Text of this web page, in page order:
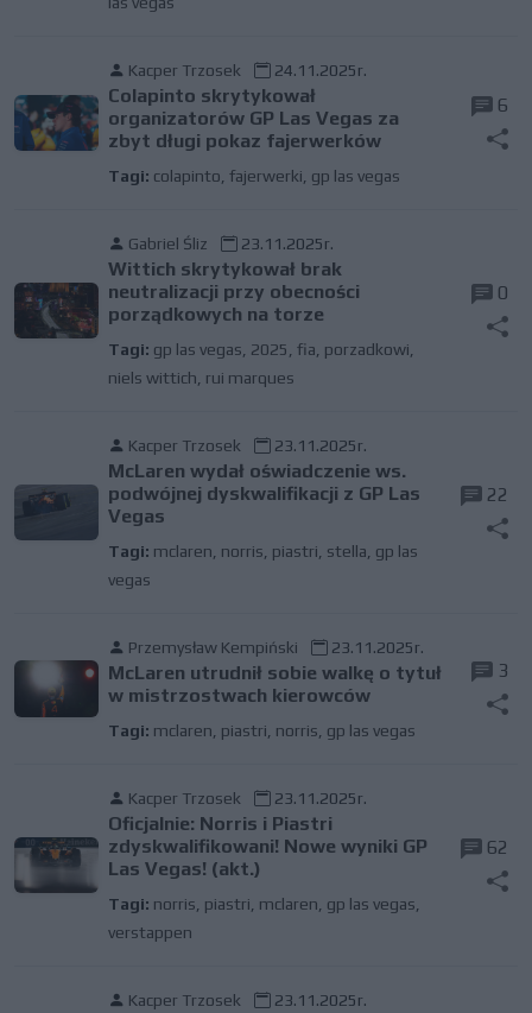
Kacper Trzosek 24.11.2025r.
Colapinto skrytykował
organizatorów GP Las Vegas za
zbyt długi pokaz fajerwerków
Tagi: colapinto fajerwerki gp las vegas
6
Gabriel Śliz 23.11.2025r.
Wittich skrytykował brak
neutralizacji przy obecności
porządkowych na torze
Tagi: gp las vegas 2025 fia porzadkowi
niels wittich rui marques
0
Kacper Trzosek 23.11.2025r.
McLaren wydał oświadczenie ws.
podwójnej dyskwalifikacji z GP Las
Vegas
Tagi: mclaren norris piastri stella gp las
vegas
22
Przemysław Kempiński 23.11.2025r.
McLaren utrudnił sobie walkę o tytuł
w mistrzostwach kierowców
Tagi: mclaren piastri norris gp las vegas
3
Kacper Trzosek 23.11.2025r.
Oficjalnie: Norris i Piastri
zdyskwalifikowani! Nowe wyniki GP
Las Vegas! (akt.)
Tagi: norris piastri mclaren gp las vegas
verstappen
62
Kacper Trzosek 23.11.2025r.